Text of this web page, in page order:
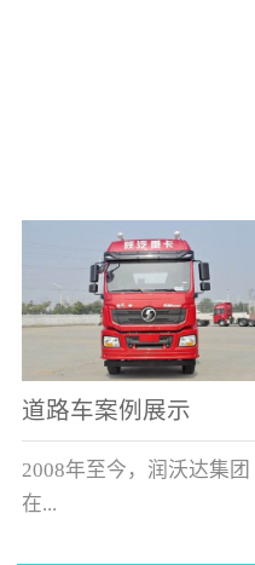
道路车案例展示
2008年至今，润沃达集团
在...